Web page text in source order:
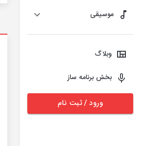
موسیقی
وبلاگ
بخش برنامه ساز
ورود / ثبت نام